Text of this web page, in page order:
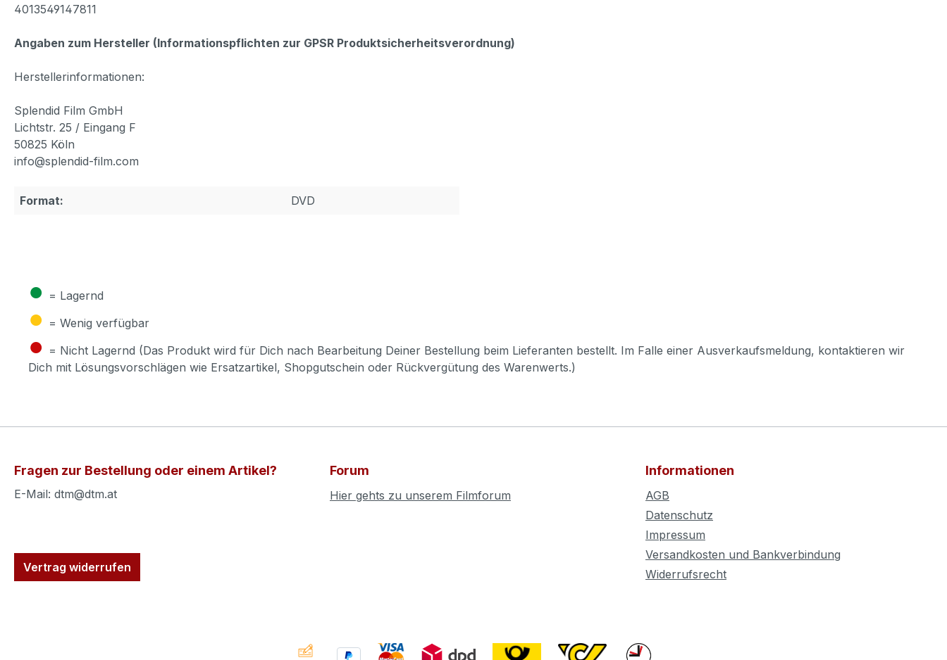
4013549147811
Angaben zum Hersteller (Informationspflichten zur GPSR Produktsicherheitsverordnung)
Herstellerinformationen:
Splendid Film GmbH
Lichtstr. 25 / Eingang F
50825 Köln
info@splendid-film.com
Format: DVD
● = Lagernd
● = Wenig verfügbar
● = Nicht Lagernd (Das Produkt wird für Dich nach Bearbeitung Deiner Bestellung beim Lieferanten bestellt. Im Falle einer Ausverkaufsmeldung, kontaktieren wir
Dich mit Lösungsvorschlägen wie Ersatzartikel, Shopgutschein oder Rückvergütung des Warenwerts.)
Fragen zur Bestellung oder einem Artikel?
E-Mail: dtm@dtm.at
Vertrag widerrufen
Forum
Hier gehts zu unserem Filmforum
Informationen
AGB
Datenschutz
Impressum
Versandkosten und Bankverbindung
Widerrufsrecht